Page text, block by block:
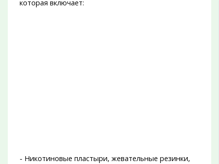
которая включает:
- Никотиновые пластыри, жевательные резинки,